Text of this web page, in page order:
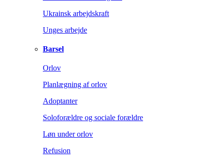
Ukrainsk arbejdskraft
Unges arbejde
Barsel
Orlov
Planlægning af orlov
Adoptanter
Soloforældre og sociale forældre
Løn under orlov
Refusion